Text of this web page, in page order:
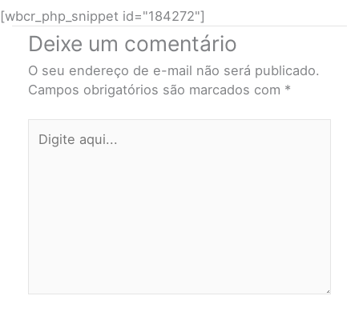
[wbcr_php_snippet id="184272"]
Deixe um comentário
O seu endereço de e-mail não será publicado.
Campos obrigatórios são marcados com *
aqui...